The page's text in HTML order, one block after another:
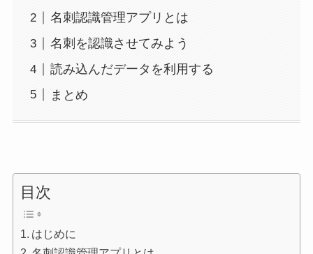
名刺認識管理アプリとは
名刺を認識させてみよう
読み込んだデータを利用する
まとめ
目次
はじめに